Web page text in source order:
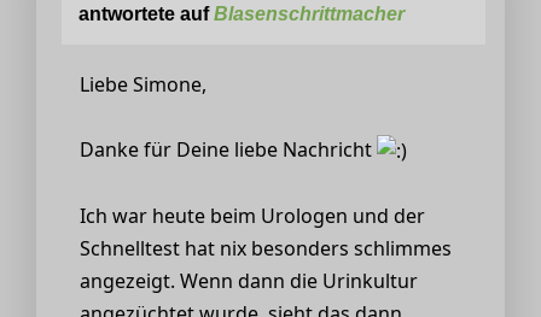
antwortete aufBlasenschrittmacher
Liebe Simone,
Danke für Deine liebe Nachricht
Ich war heute beim Urologen und der
Schnelltest hat nix besonders schlimmes
angezeigt. Wenn dann die Urinkultur